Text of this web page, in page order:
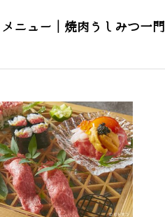
ニュー｜焼肉うしみつ一